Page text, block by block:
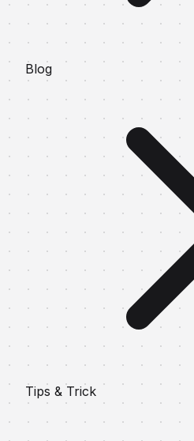
Blog
Tips & Trick